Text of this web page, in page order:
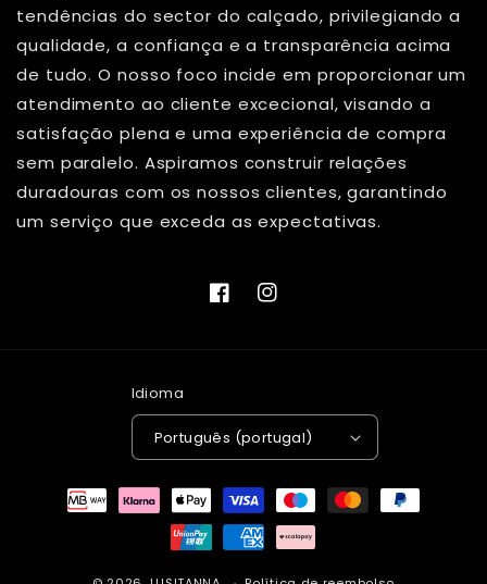
tendências do sector do calçado, privilegiando a
qualidade, a confiança e a transparência acima
de tudo. O nosso foco incide em proporcionar um
atendimento ao cliente excecional, visando a
satisfação plena e uma experiência de compra
sem paralelo. Aspiramos construir relações
duradouras com os nossos clientes, garantindo
um serviço que exceda as expectativas.
FacebookInstagram
Idioma
Português (portugal)
Métodos